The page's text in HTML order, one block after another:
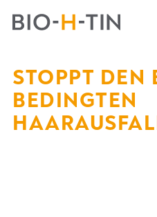
STOPPT DEN
BEDINGTEN